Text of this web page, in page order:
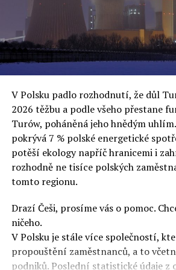
„Myslím, že je to cynické chování
oslovuje své voliče, bublinu šílenců,
uvěří a nebudou se ptát na
Ziemkiewicz, redaktor týdeníku Do
dodal: „Když se nynějšímu vedení
podařilo prodat na aukci 10
000 euro, bylo to provládními médii
velký úspěch. Za vlády PiS se 14 koní
milionu euro, což bylo stejnou
komentováno jako konec polského
kontrolorů činnosti PiS ale určitě šlo
praní peněz či jinou nelegální
Tuskova čísla jsou ale ujetá i jinde,
Ziemkiewicz. „Ve vládní aféře PiS
Tusk tvrdil, že za vlády dnešní
prodalo 600 000 víz do Polska. Byla
vytvořena parlamentní vyšetřovací
ale pouze na to, že 220 víz do Polska
V Polsku padlo rozhodnutí, že důl
2026 těžbu a podle všeho přestane
Turów, poháněná jeho hnědým
pokrývá 7 % polské energetické
potěší ekology napříč hranicemi i
rozhodně ne tisíce polských
tomto regionu.
Drazí Češi, prosíme vás o pomoc.
ničeho.
V Polsku je stále více společností,
propouštění zaměstnanců, a to
podniků. Poslední statistické údaje z